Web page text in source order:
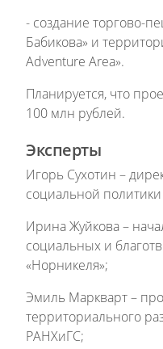
- создание торгово-
Бабикова» и
Adventure Arеа».
Планируется, что
100 млн рублей.
Эксперты
Игорь Сухотин –
социальной
Ирина Жуйкова –
социальных и
«Норникеля»;
Эмиль Маркварт –
территориального
РАНХиГС;